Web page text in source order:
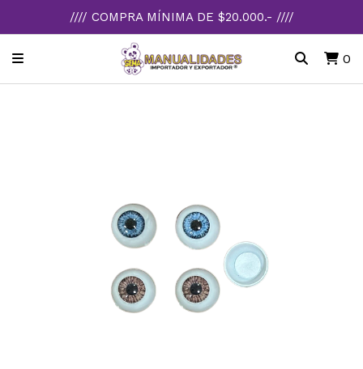
//// COMPRA MÍNIMA DE $20.000.- ////
0